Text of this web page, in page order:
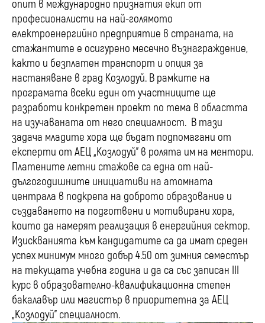
опит в международно признатия екип от
професионалисти на най-голямото
електроенергийно предприятие в страната, на
стажантите е осигурено месечно възнаграждение,
както и безплатен транспорт и опция за
настаняване в град Козлодуй. В рамките на
програмата всеки един от участниците ще
разработи конкретен проект по тема в областта
на изучаваната от него специалност. В тази
задача младите хора ще бъдат подпомагани от
експерти от АЕЦ „Козлодуй” в ролята им на ментори.
Платените летни стажове са една от най-
дългогодишните инициативи на атомната
централа в подкрепа на доброто образование и
създаването на подготвени и мотивирани хора,
които да намерят реализация в енергийния сектор.
Изискванията към кандидатите са да имат среден
успех минимум много добър 4.50 от зимния семестър
на текущата учебна година и да са със записан III
курс в образователно-квалификационна степен
бакалавър или магистър в приоритетна за АЕЦ
„Козлодуй” специалност.